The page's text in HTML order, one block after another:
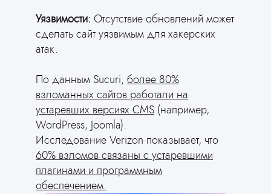
Уязвимости: Отсутствие обновлений может
сделать сайт уязвимым для хакерских
атак.
По данным Sucuri, более 80%
взломанных сайтов работали на
устаревших версиях CMS (например,
WordPress, Joomla).
Исследование Verizon показывает, что
60% взломов связаны с устаревшими
плагинами и программным
обеспечением.